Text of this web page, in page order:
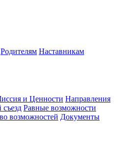
Родителям Наставникам
и Ценности Направления
Равные возможности
возможностей Документы